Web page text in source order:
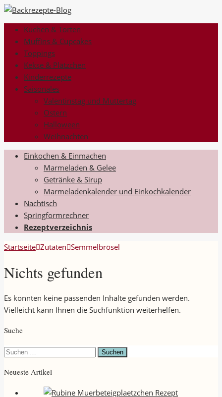
Kuchen & Torten
Muffins & Cupcakes
Toppings
Kekse & Plätzchen
Kinderrezepte
Saisonales
Valentinstag und Muttertag
Ostern
Halloween
Weihnachten
Einkochen & Einmachen
Marmeladen & Gelee
Getränke & Sirup
Marmeladenkalender und Einkochkalender
Nachtisch
Springformrechner
Rezeptverzeichnis
Startseite Zutaten Semmelbrösel
Nichts gefunden
Es konnten keine passenden Inhalte gefunden werden.
Vielleicht kann Ihnen die Suchfunktion weiterhelfen.
Suche
Suchen
Neueste Artikel